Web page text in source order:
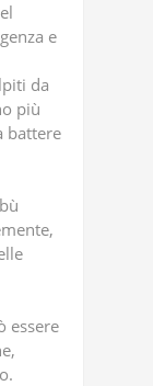
e
da
più
battere
essere